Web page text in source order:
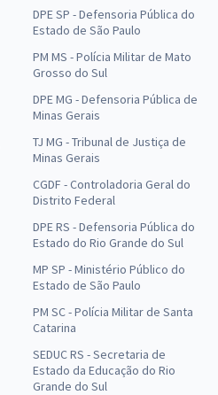
DPE SP - Defensoria Pública do
Estado de São Paulo
PM MS - Polícia Militar de Mato
Grosso do Sul
DPE MG - Defensoria Pública de
Minas Gerais
TJ MG - Tribunal de Justiça de
Minas Gerais
CGDF - Controladoria Geral do
Distrito Federal
DPE RS - Defensoria Pública do
Estado do Rio Grande do Sul
MP SP - Ministério Público do
Estado de São Paulo
PM SC - Polícia Militar de Santa
Catarina
SEDUC RS - Secretaria de
Estado da Educação do Rio
Grande do Sul